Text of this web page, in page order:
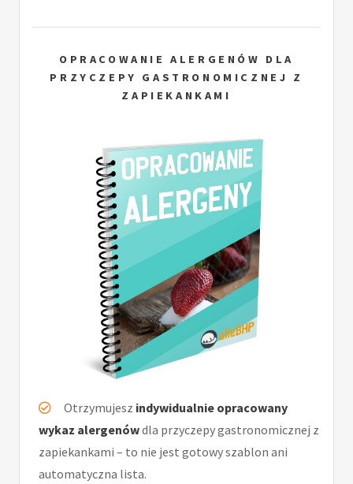
OPRACOWANIE ALERGENÓW DLA
PRZYCZEPY GASTRONOMICZNEJ Z
ZAPIEKANKAMI
Otrzymujesz indywidualnie opracowany
wykaz alergenówdla przyczepy gastronomicznej z
zapiekankami – to nie jest gotowy szablon ani
automatyczna lista.